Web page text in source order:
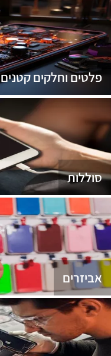
פלטים וחלקים קטנים
סוללות
אביזרים